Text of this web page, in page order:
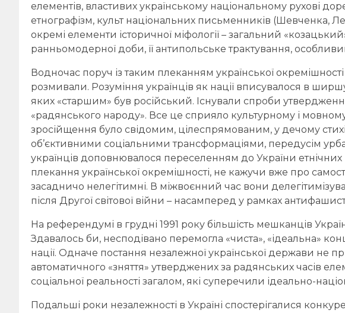
елементів, властивих українському національному рухові
етнографізм, культ національних письменників (Шевченка,
окремі елементи історичної міфології – загальний
ранньомодерної доби, її антипольське трактування,
Водночас поруч із таким плеканням української окремішності
розмивали. Розуміння українців як нації вписувалося в
яких «старшим» був російський. Існували спроби утвердження
«радянського народу». Все це сприяло культурному і
зросійщення було свідомим, цілеспрямованим, у дечому
об’єктивними соціальними трансформаціями, передусім
українців доповнювалося переселенням до України
плекання української окремішності, не кажучи вже про
засадничо нелегітимні. В міжвоєнний час вони
після Другої світової війни – насамперед у рамках
На референдумі в грудні 1991 року більшість мешканців
Здавалось би, несподівано перемогла «чиста», «ідеальна»
нації. Одначе постання незалежної української держави не
автоматичного «зняття» утверджених за радянських часів
соціальної реальності загалом, які суперечили ідеально-
Подальші роки незалежності в Україні спостерігалися